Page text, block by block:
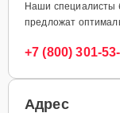
Наши специалисты
предложат
+7 (800) 301-
Адрес